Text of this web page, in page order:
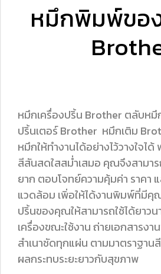
หมึกพิมพ์ขอ
หมึกเครื่องปริ้น Brother ตลับหมึ
ปริ้นเตอร์ Brother หมึกเติม
หมึกให้ทำงานได้อย่างไว้วางใจไ
สีสันสดใสสม่ำเสมอ คุณจึงสามา
ยาก ตอบโจทย์ความคุ้มค่า ราคา
แวดล้อม เพิ่อให้ได้งานพิมพ์ที่มีคุ
ปริ้นของคุณให้สามารถใช้ได้ยาวน
เครื่องขณะใช้งาน ถ่ายเอกสารง
สำเนาชัดทุกแผ่น ตามมาตราฐาน
ผลกระทบระยะยาวกับสุขภาพ